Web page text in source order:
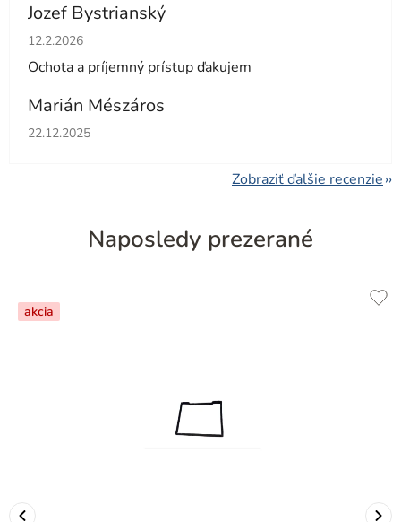
Jozef Bystrianský
Hodnotenie obchodu je 5 z 5 hviezdičiek.
12.2.2026
Ochota a príjemný prístup ďakujem
Marián Mészáros
Hodnotenie obchodu je 5 z 5 hviezdičiek.
22.12.2025
Zobraziť ďalšie recenzie
Naposledy prezerané
akcia